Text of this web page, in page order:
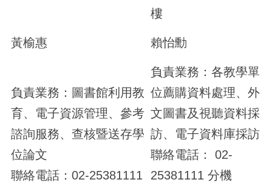
樓
黃榆惠 賴怡勳
負責業務：圖書館利用教
育、電子資源管理、參考
諮詢服務、查核暨送存學
位論文
聯絡電話：02-25381111
負責業務：各教學單
位薦購資料處理、外
文圖書及視聽資料採
訪、電子資料庫採訪
聯絡電話： 02-
25381111 分機